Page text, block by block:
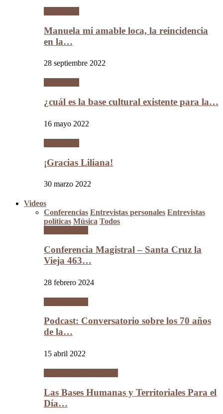
Manuela mi amable loca, la reincidencia
en la…
28 septiembre 2022
¿cuál es la base cultural existente para la…
16 mayo 2022
¡Gracias Liliana!
30 marzo 2022
Videos
Conferencias Entrevistas personales Entrevistas
políticas Música Todos
Conferencia Magistral – Santa Cruz la
Vieja 463…
28 febrero 2024
Podcast: Conversatorio sobre los 70 años
de la…
15 abril 2022
Las Bases Humanas y Territoriales Para el
Día…